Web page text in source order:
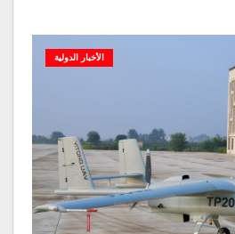
الأخبار الدولية